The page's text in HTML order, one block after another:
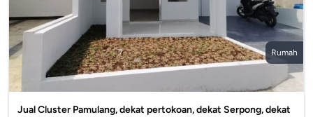
Rumah
Jual Cluster Pamulang, dekat pertokoan, dekat Serpong, dekat